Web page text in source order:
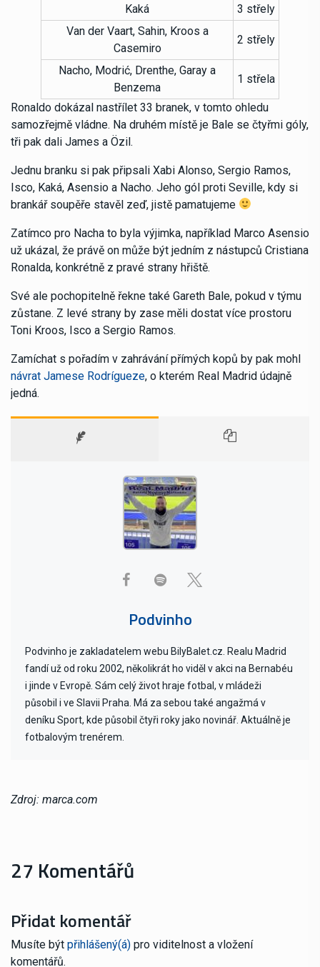
Kaká
3 střely
Van der Vaart, Sahin, Kroos a
Casemiro
2 střely
Nacho, Modrić, Drenthe, Garay a
Benzema
1 střela
Ronaldo dokázal nastřílet 33 branek, v tomto ohledu
samozřejmě vládne. Na druhém místě je Bale se čtyřmi góly,
tři pak dali James a Özil.
Jednu branku si pak připsali Xabi Alonso, Sergio Ramos,
Isco, Kaká, Asensio a Nacho. Jeho gól proti Seville, kdy si
brankář soupěře stavěl zeď, jistě pamatujeme
Zatímco pro Nacha to byla výjimka, například Marco Asensio
už ukázal, že právě on může být jedním z nástupců Cristiana
Ronalda, konkrétně z pravé strany hřiště.
Své ale pochopitelně řekne také Gareth Bale, pokud v týmu
zůstane. Z levé strany by zase měli dostat více prostoru
Toni Kroos, Isco a Sergio Ramos.
Zamíchat s pořadím v zahrávání přímých kopů by pak mohl
návrat Jamese Rodrígueze, o kterém Real Madrid údajně
jedná.
Podvinho
Podvinho je zakladatelem webu BilyBalet.cz. Realu Madrid
fandí už od roku 2002, několikrát ho viděl v akci na Bernabéu
i jinde v Evropě. Sám celý život hraje fotbal, v mládeži
působil i ve Slavii Praha. Má za sebou také angažmá v
deníku Sport, kde působil čtyři roky jako novinář. Aktuálně je
fotbalovým trenérem.
Zdroj: marca.com
27 Komentářů
Přidat komentář
Musíte být přihlášený(á) pro viditelnost a vložení
komentářů.